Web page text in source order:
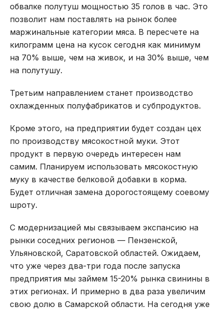
обвалке полутуш мощностью 35 голов в час. Это
позволит нам поставлять на рынок более
маржинальные категории мяса. В пересчете на
килограмм цена на кусок сегодня как минимум
на 70% выше, чем на живок, и на 30% выше, чем
на полутушу.
Третьим направлением станет производство
охлажденных полуфабрикатов и субпродуктов.
Кроме этого, на предприятии будет создан цех
по производству мясокостной муки. Этот
продукт в первую очередь интересен нам
самим. Планируем использовать мясокостную
муку в качестве белковой добавки в корма.
Будет отличная замена дорогостоящему соевому
шроту.
С модернизацией мы связываем экспансию на
рынки соседних регионов — Пензенской,
Ульяновской, Саратовской областей. Ожидаем,
что уже через два-три года после запуска
предприятия мы займем 15-20% рынка свинины в
этих регионах. И примерно в два раза увеличим
свою долю в Самарской области. На сегодня уже